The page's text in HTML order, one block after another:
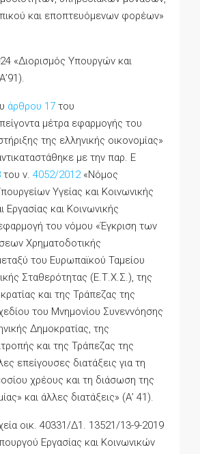
και εποπτευόμενων φορέων»
«Διορισμός Υπουργών και
άρθρου 17 του
μέτρα εφαρμογής του
της ελληνικής οικονομίας»
με την παρ. Ε
του ν. 4052/2012«Νόμος
Υγείας και Κοινωνικής
Εργασίας και Κοινωνικής
του νόμου «Έγκριση των
Χρηματοδοτικής
του Ευρωπαϊκού Ταμείου
Σταθερότητας (Ε.Τ.Χ.Σ.), της
και της Τράπεζας της
του Μνημονίου Συνεννόησης
Δημοκρατίας, της
και της Τράπεζας της
επείγουσες διατάξεις για τη
χρέους και τη διάσωση της
και άλλες διατάξεις» (Α’ 41).
οικ. 40331/Δ1. 13521/13-9-2019
Εργασίας και Κοινωνικών